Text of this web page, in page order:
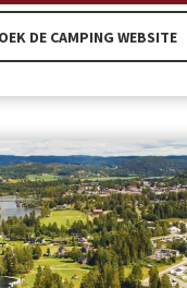
DE CAMPING WEBSITE